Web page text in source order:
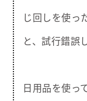
じ回しを使っ
と、試行錯誤
日用品を使っ